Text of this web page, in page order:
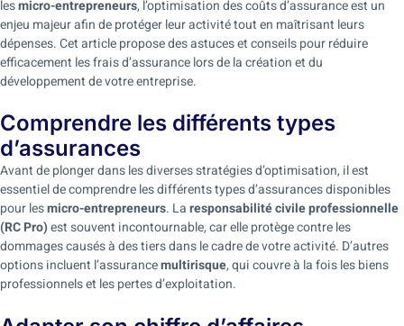
lesmicro-entrepreneurs, l’optimisation des coûts d’assurance est un
enjeu majeur afin de protéger leur activité tout en maîtrisant leurs
dépenses. Cet article propose des astuces et conseils pour réduire
efficacement les frais d’assurance lors de la création et du
développement de votre entreprise.
Comprendre les différents types
d’assurances
Avant de plonger dans les diverses stratégies d’optimisation, il est
essentiel de comprendre les différents types d’assurances disponibles
pour lesmicro-entrepreneurs. Laresponsabilité civile professionnelle
(RC Pro)est souvent incontournable, car elle protège contre les
dommages causés à des tiers dans le cadre de votre activité. D’autres
options incluent l’assurancemultirisque, qui couvre à la fois les biens
professionnels et les pertes d’exploitation.